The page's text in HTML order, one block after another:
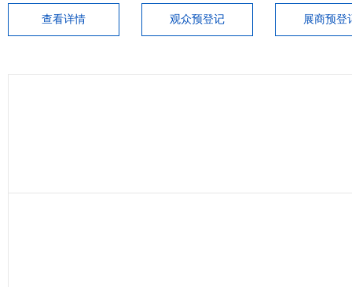
查看详情 观众预登记 展商预登